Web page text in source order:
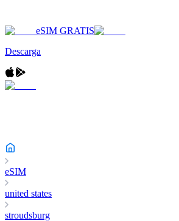
eSIM GRATIS
Descarga
eSIM
united states
stroudsburg